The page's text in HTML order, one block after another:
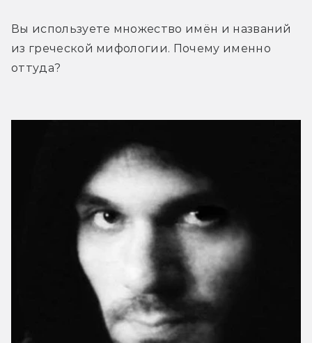
Вы используете множество имён и названий
из греческой мифологии. Почему именно
оттуда?